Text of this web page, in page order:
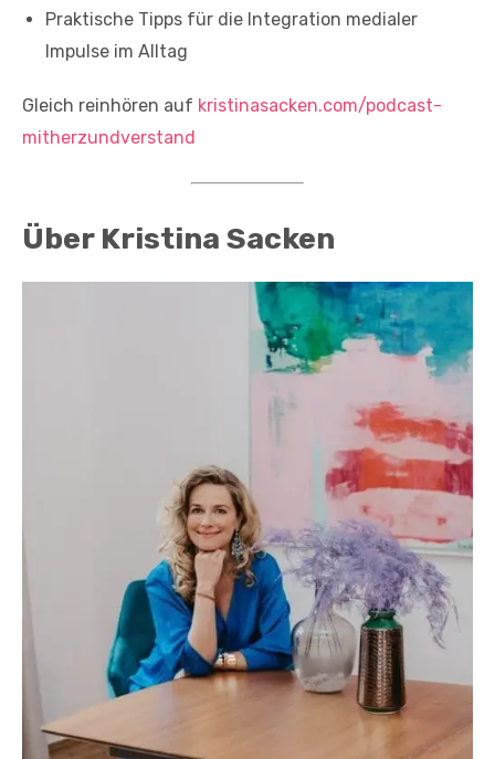
Praktische Tipps für die Integration medialer
Impulse im Alltag
Gleich reinhören auf kristinasacken.com/podcast-
mitherzundverstand
Über Kristina Sacken